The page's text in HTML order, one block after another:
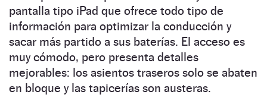
pantalla tipo iPad que ofrece todo tipo de
información para optimizar la conducción y
sacar más partido a sus baterías. El acceso es
muy cómodo, pero presenta detalles
mejorables: los asientos traseros solo se abaten
en bloque y las tapicerías son austeras.